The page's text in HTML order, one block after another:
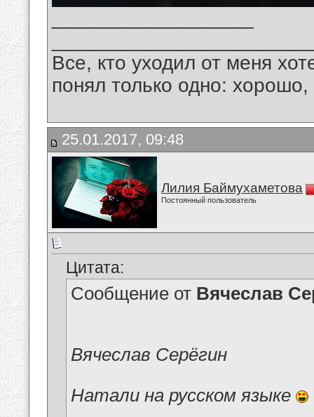
Все, кто уходил от меня
понял только одно:
25.01.2017, 09:48
Лилия Баймухаметова
Постоянный пользователь
Цитата:
Сообщение от Вячеслав
Вячеслав Серёгин
Натали на русском языке